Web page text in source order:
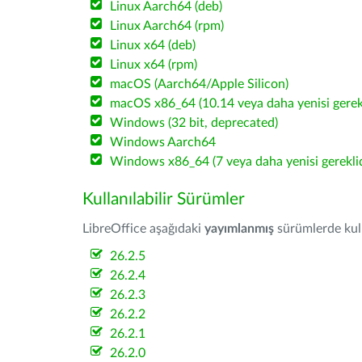
Linux Aarch64 (deb)
Linux Aarch64 (rpm)
Linux x64 (deb)
Linux x64 (rpm)
macOS (Aarch64/Apple Silicon)
macOS x86_64 (10.14 veya daha yenisi
Windows (32 bit, deprecated)
Windows Aarch64
Windows x86_64 (7 veya daha yenisi
Kullanılabilir Sürümler
LibreOffice aşağıdaki yayımlanmış sürümlerde
26.2.5
26.2.4
26.2.3
26.2.2
26.2.1
26.2.0